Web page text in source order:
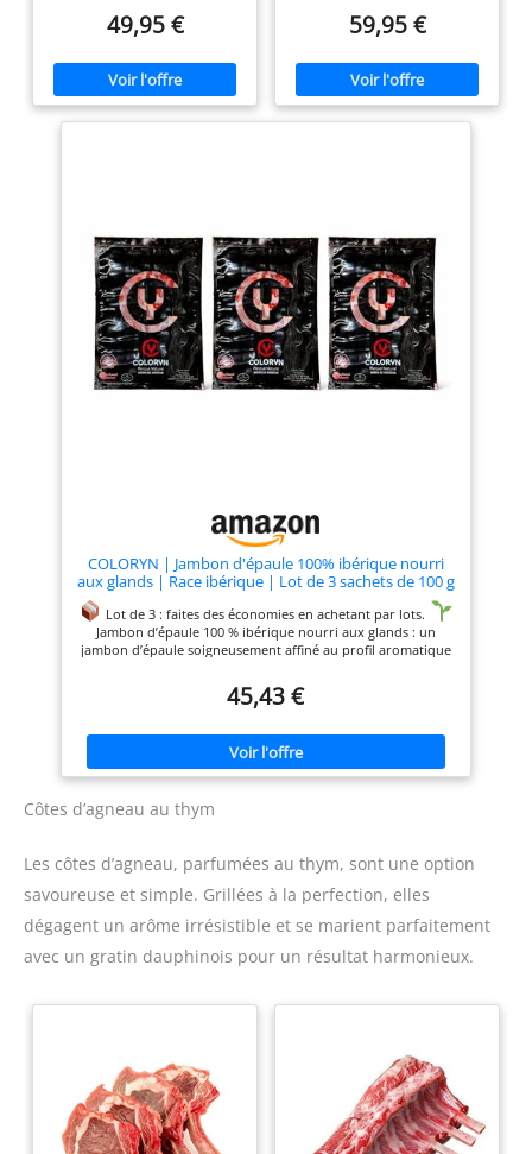
1,5 kg avec os - Convient pour
d'Agneau Française de qualité
supérieure - Agneaux nés et
élevés en plein air dans les
monts de Lacaune en région
garantissant le respect de la
chaine du froid
49,95 €
(E250) et correcteur d'acidité
CONTIENT PAS d'allergènes.
59,95 €
COLORYN | Jambon d'épaule 100% ibérique nourri
aux glands | Race ibérique | Lot de 3 sachets de 100 g
Lot de 3 : faites des économies en achetant par lots.
Jambon d’épaule 100 % ibérique nourri aux glands : un
jambon d’épaule soigneusement affiné au profil aromatique
professionnellement, prête à servir
allergènes, sans OGM et sans traitement radioactif selon FT1
Idéal pour les tapas, les plateaux et les en-cas ; parfait
pour un usage quotidien ou pour des événements.
45,43 €
Côtes d’agneau au thym
Les côtes d’agneau, parfumées au thym, sont une option
savoureuse et simple. Grillées à la perfection, elles
dégagent un arôme irrésistible et se marient parfaitement
avec un gratin dauphinois pour un résultat harmonieux.